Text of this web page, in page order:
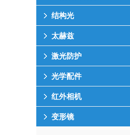
结构光
太赫兹
激光防护
光学配件
红外相机
变形镜